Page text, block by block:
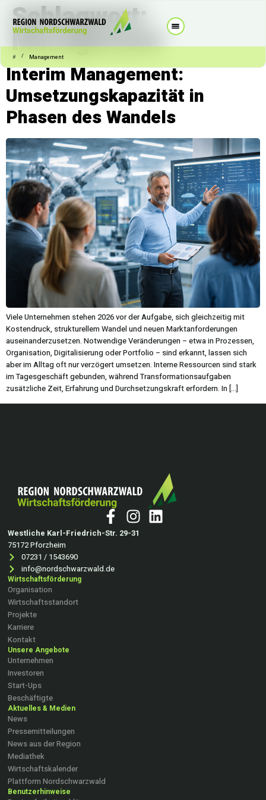
# / Management
Schlagwort:
Management
Interim Management:
Umsetzungskapazität in
Phasen des Wandels
Viele Unternehmen stehen 2026 vor der Aufgabe, sich gleichzeitig mit
Kostendruck, strukturellem Wandel und neuen Marktanforderungen
auseinanderzusetzen. Notwendige Veränderungen – etwa in Prozessen,
Organisation, Digitalisierung oder Portfolio – sind erkannt, lassen sich
aber im Alltag oft nur verzögert umsetzen. Interne Ressourcen sind stark
im Tagesgeschäft gebunden, während Transformationsaufgaben
zusätzliche Zeit, Erfahrung und Durchsetzungskraft erfordern. In […]
Westliche Karl-Friedrich-Str. 29-31
75172 Pforzheim
07231 / 1543690
info@nordschwarzwald.de
Wirtschaftsförderung
Organisation
Wirtschaftsstandort
Projekte
Karriere
Kontakt
Unsere Angebote
Unternehmen
Investoren
Start-Ups
Beschäftigte
Aktuelles & Medien
News
Pressemitteilungen
News aus der Region
Mediathek
Wirtschaftskalender
Plattform Nordschwarzwald
Benutzerhinweise